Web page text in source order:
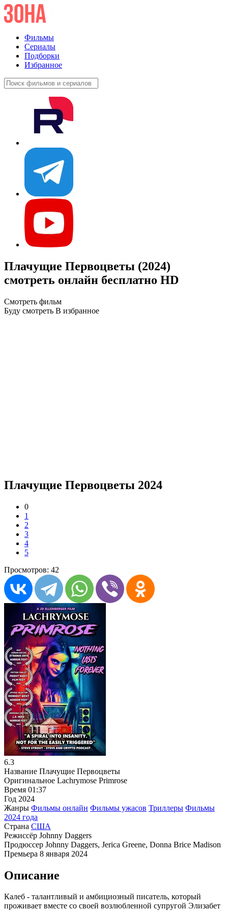
Фильмы
Сериалы
Подборки
Избранное
Плачущие Первоцветы (2024)
смотреть онлайн бесплатно HD
Смотреть фильм
Буду смотреть В избранное
Плачущие Первоцветы 2024
0
1
2
3
4
5
Просмотров: 42
6.3
Название Плачущие Первоцветы
Оригинальное Lachrymose Primrose
Время 01:37
Год 2024
Жанры Фильмы онлайн Фильмы ужасов Триллеры Фильмы
2024 года
Страна США
Режиссёр Johnny Daggers
Продюссер Johnny Daggers, Jerica Greene, Donna Brice Madison
Премьера 8 января 2024
Описание
Калеб - талантливый и амбициозный писатель, который
проживает вместе со своей возлюбленной супругой Элизабет